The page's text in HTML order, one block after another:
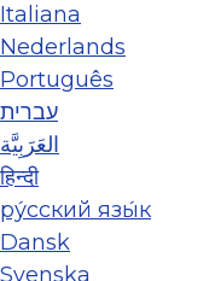
Italiana
Nederlands
Português
עברית
العَرَبِيَّة
हिन्दी
ру́сский язы́к
Dansk
Svenska